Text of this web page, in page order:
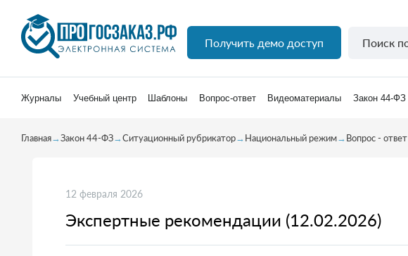
Получить демо доступ
Журналы Учебный центр Шаблоны Вопрос-ответ Видеоматериалы Закон 44-ФЗ
Главная→Закон 44-ФЗ→Ситуационный рубрикатор→Национальный режим→Вопрос - ответ
12 февраля 2026
Экспертные рекомендации (12.02.2026)